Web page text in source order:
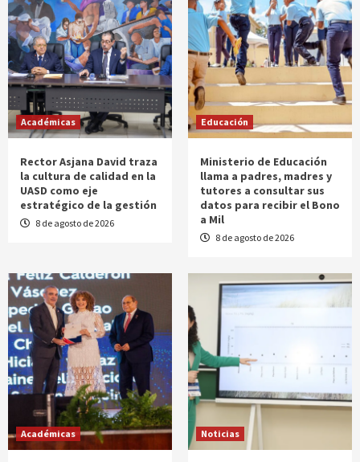
Académicas
Rector Asjana David traza
la cultura de calidad en la
UASD como eje
estratégico de la gestión
8 de agosto de 2026
Educación
Ministerio de Educación
llama a padres, madres y
tutores a consultar sus
datos para recibir el Bono
a Mil
8 de agosto de 2026
Académicas Noticias